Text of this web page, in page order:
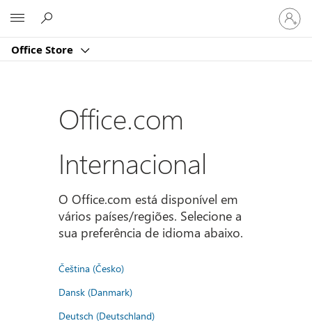
Office Store
Iniciar
sessão
na
Office.com
Internacional
O Office.com está disponível em
vários países/regiões. Selecione a
sua preferência de idioma abaixo.
Čeština (Česko)
Dansk (Danmark)
Deutsch (Deutschland)